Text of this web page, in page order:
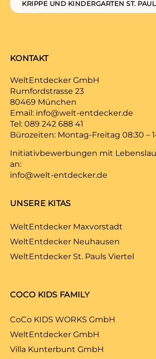
KRIPPE UND KINDERGARTEN ST.
KONTAKT
WeltEntdecker GmbH
Rumfordstrasse 23
80469 München
Email: info@welt-entdecker.de
Tel: 089 242 688 41
Bürozeiten: Montag-Freitag 08:30 –
Initiativbewerbungen mit
an:
info@welt-entdecker.de
UNSERE KITAS
WeltEntdecker Maxvorstadt
WeltEntdecker Neuhausen
WeltEntdecker St. Pauls Viertel
COCO KIDS FAMILY
CoCo KIDS WORKS GmbH
WeltEntdecker GmbH
Villa Kunterbunt GmbH